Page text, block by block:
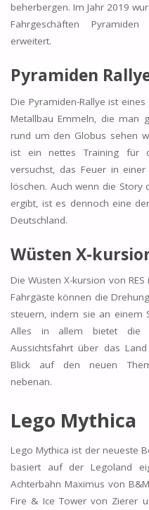
beherbergen. Im Jahr 2019
Fahrgeschäften
erweitert.
Pyramiden
Die Pyramiden-Rallye ist
Metallbau Emmeln, die man
rund um den Globus sehen
ist ein nettes Training für
versuchst, das Feuer in
löschen. Auch wenn die Story
ergibt, ist es dennoch eine
Deutschland.
Wüsten X-
Die Wüsten X-kursion von
Fahrgäste können die
steuern, indem sie an einem
Alles in allem bietet die
Aussichtsfahrt über das
Blick auf den neuen
nebenan.
Lego Mythica
Lego Mythica ist der neueste
basiert auf der Legoland
Achterbahn Maximus von
Fire & Ice Tower von Zierer